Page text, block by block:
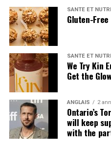
SANTÉ ET
Gluten-
SANTÉ ET
We Try Kin
Get the
ANGLAIS 2
Ontario’s
will keep
with the